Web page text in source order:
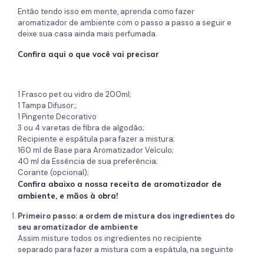
Então tendo isso em mente, aprenda como fazer
aromatizador de ambiente com o passo a passo a seguir e
deixe sua casa ainda mais perfumada.
Confira aqui o que você vai precisar
1 Frasco pet ou vidro de 200ml;
1 Tampa Difusor;;
1 Pingente Decorativo
3 ou 4 varetas de fibra de algodão;
Recipiente e espátula para fazer a mistura;
160 ml de Base para Aromatizador Veículo;
40 ml da Essência de sua preferência;
Corante (opcional);
Confira abaixo a nossa receita de aromatizador de
ambiente, e mãos à obra!
Primeiro passo: a ordem de mistura dos ingredientes do
seu aromatizador de ambiente
Assim misture todos os ingredientes no recipiente
separado para fazer a mistura com a espátula, na seguinte